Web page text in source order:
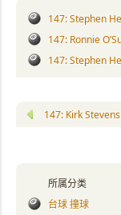
147: Stephen
147: Ronnie
147: Stephen
147: Kirk
所属分类
台球 撞球